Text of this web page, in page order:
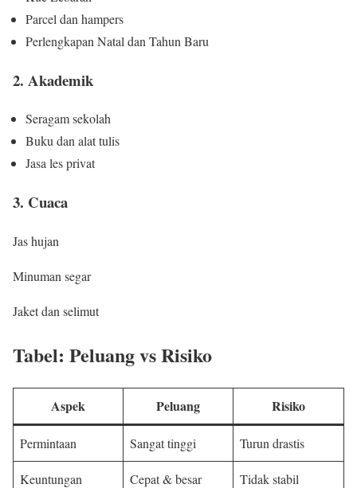
Parcel dan hampers
Perlengkapan Natal dan Tahun Baru
2. Akademik
Seragam sekolah
Buku dan alat tulis
Jasa les privat
3. Cuaca
Jas hujan
Minuman segar
Jaket dan selimut
Tabel: Peluang vs Risiko
Aspek Peluang Risiko
Permintaan Sangat tinggi Turun drastis
Keuntungan Cepat & besar Tidak stabil